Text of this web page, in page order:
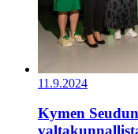
11.9.2024
Kymen